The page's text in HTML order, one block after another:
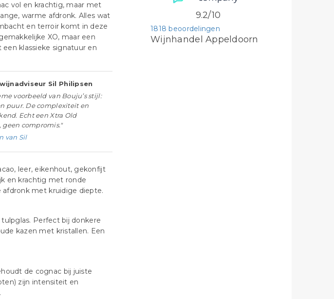
vol en krachtig, maar met
warme afdronk. Alles wat
en terroir komt in deze
XO, maar een
klassieke signatuur en
Sil Philipsen
voorbeeld van Bouju’s stijl:
puur. De complexiteit en
Echt een Xtra Old
compromis."
van Sil
leer, eikenhout, gekonfijt
en krachtig met ronde
met kruidige diepte.
Perfect bij donkere
kazen met kristallen. Een
de cognac bij juiste
zijn intensiteit en
Wijnhandel Appeldoorn
1818 beoordelingen
9.2/10